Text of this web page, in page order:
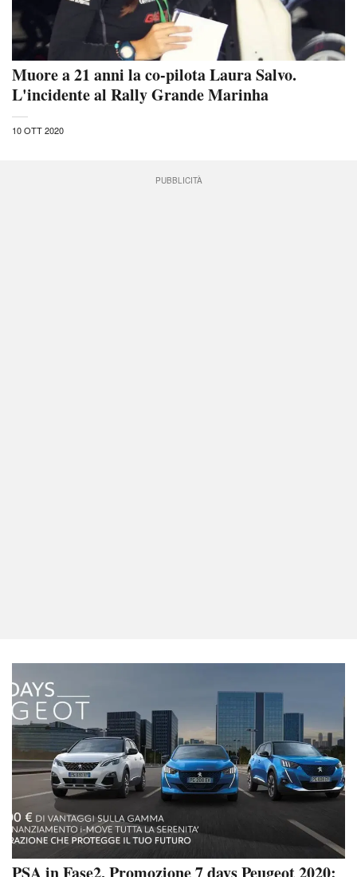
Muore a 21 anni la co-pilota Laura Salvo.
L'incidente al Rally Grande Marinha
10 OTT 2020
PUBBLICITÀ